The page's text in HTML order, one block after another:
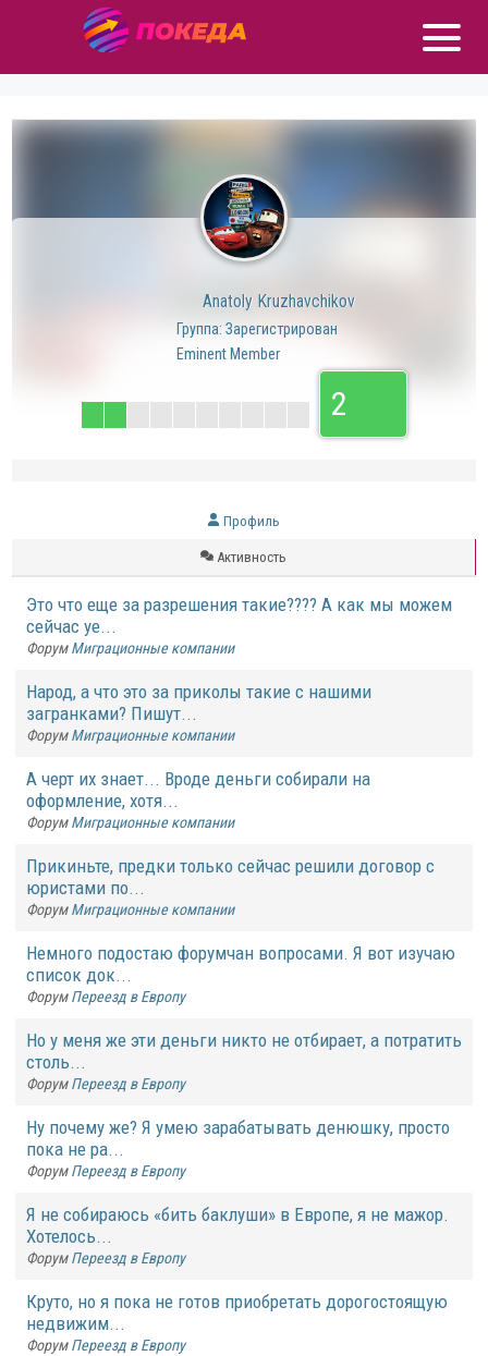
Anatoly Kruzhavchikov
Группа: Зарегистрирован
Eminent Member
2
Профиль
Активность
Это что еще за разрешения такие???? А как мы можем
сейчас уе...
Форум Миграционные компании
Народ, а что это за приколы такие с нашими
загранками? Пишут...
Форум Миграционные компании
А черт их знает... Вроде деньги собирали на
оформление, хотя...
Форум Миграционные компании
Прикиньте, предки только сейчас решили договор с
юристами по...
Форум Миграционные компании
Немного подостаю форумчан вопросами. Я вот изучаю
список док...
Форум Переезд в Европу
Но у меня же эти деньги никто не отбирает, а потратить
столь...
Форум Переезд в Европу
Ну почему же? Я умею зарабатывать денюшку, просто
пока не ра...
Форум Переезд в Европу
Я не собираюсь «бить баклуши» в Европе, я не мажор.
Хотелось...
Форум Переезд в Европу
Круто, но я пока не готов приобретать дорогостоящую
недвижим...
Форум Переезд в Европу